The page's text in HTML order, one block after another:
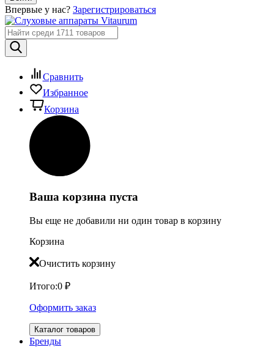
Впервые у нас? Зарегистрироваться
Сравнить
Избранное
Корзина
Ваша корзина пуста
Вы еще не добавили ни один товар в корзину
Корзина
Очистить корзину
Итого:0 ₽
Оформить заказ
Каталог товаров
Бренды